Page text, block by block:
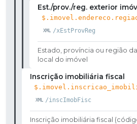
Est./prov./reg. exterior
/xEstProvReg
Estado, província ou região
local do imóvel
Inscrição imobiliária fiscal
/inscImobFisc
Inscrição imobiliária fiscal